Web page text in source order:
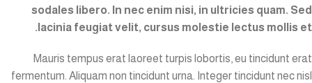
sodales libero. In nec enim nisi, in ultricies quam. Sed
lacinia feugiat velit, cursus molestie lectus mollis et.
Mauris tempus erat laoreet turpis lobortis, eu tincidunt erat
fermentum. Aliquam non tincidunt urna. Integer tincidunt nec nisl